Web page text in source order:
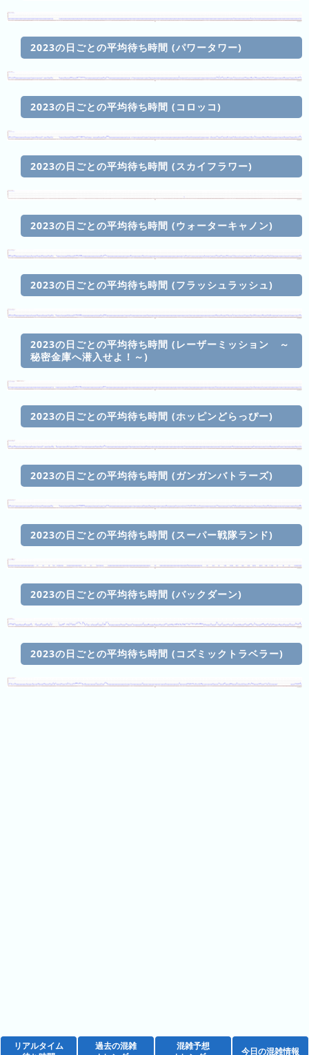
ン
キ
ン
グ
去
年
の
ン
ン
グ
混
雑
ラ
ン
キ
ン
グ
今
日
の
ラ
ン
キ
昨
ラ
ン
キ
ン
グ
今
月
の
キ
ン
グ
ラ
2023の日ごとの平均待ち時間 (パワータワー)
2023の日ごとの平均待ち時間 (コロッコ)
2023の日ごとの平均待ち時間 (スカイフラワー)
2023の日ごとの平均待ち時間 (ウォーターキャノン)
2023の日ごとの平均待ち時間 (フラッシュラッシュ)
2023の日ごとの平均待ち時間 (レーザーミッション ～
秘密金庫へ潜入せよ！～)
2023の日ごとの平均待ち時間 (ホッピンどらっぴー)
2023の日ごとの平均待ち時間 (ガンガンバトラーズ)
2023の日ごとの平均待ち時間 (スーパー戦隊ランド)
2023の日ごとの平均待ち時間 (バックダーン)
2023の日ごとの平均待ち時間 (コズミックトラベラー)
リアルタイム
過去の混雑
混雑予想
今日の混雑情報